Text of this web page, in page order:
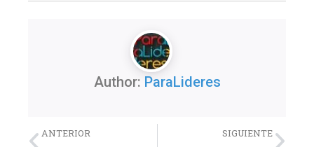
Author: ParaLideres
Previo
ANTERIOR SIGUIENTE